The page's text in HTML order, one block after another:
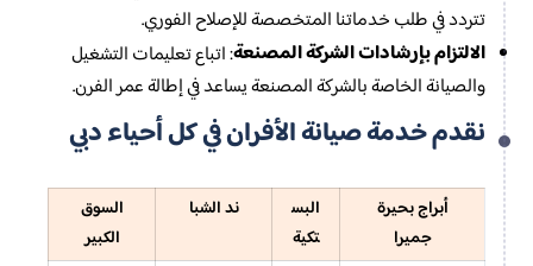
تتردد في طلب خدماتنا المتخصصة للإصلاح الفوري.
الالتزام بإرشادات الشركة المصنعة: اتباع تعليمات التشغيل
والصيانة الخاصة بالشركة المصنعة يساعد في إطالة عمر الفرن.
نقدم خدمة صيانة الأفران في كل أحياء دبي
أبراج بحيرة
جميرا
البس
تكية
ند الشبا
السوق
الكبير